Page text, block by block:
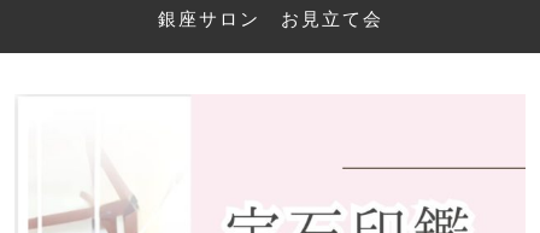
銀座サロン お見立て会